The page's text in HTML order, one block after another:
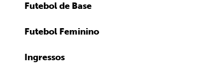
Futebol de Base
Futebol Feminino
Ingressos